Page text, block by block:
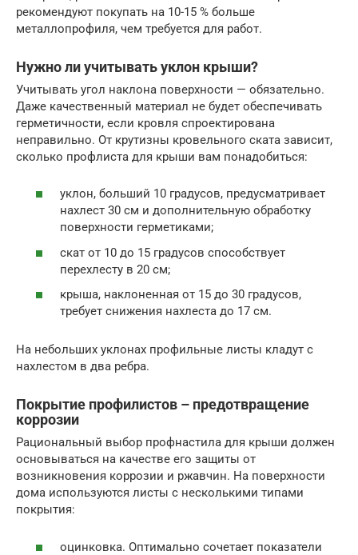
рекомендуют покупать на 10-15 % больше
металлопрофиля, чем требуется для работ.
Нужно ли учитывать уклон крыши?
Учитывать угол наклона поверхности — обязательно.
Даже качественный материал не будет обеспечивать
герметичности, если кровля спроектирована
неправильно. От крутизны кровельного ската зависит,
сколько профлиста для крыши вам понадобиться:
уклон, больший 10 градусов, предусматривает
нахлест 30 см и дополнительную обработку
поверхности герметиками;
скат от 10 до 15 градусов способствует
перехлесту в 20 см;
крыша, наклоненная от 15 до 30 градусов,
требует снижения нахлеста до 17 см.
На небольших уклонах профильные листы кладут с
нахлестом в два ребра.
Покрытие профилистов – предотвращение
коррозии
Рациональный выбор профнастила для крыши должен
основываться на качестве его защиты от
возникновения коррозии и ржавчин. На поверхности
дома используются листы с несколькими типами
покрытия:
оцинковка. Оптимально сочетает показатели